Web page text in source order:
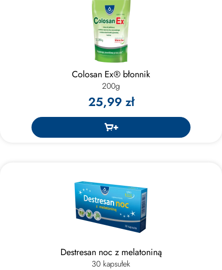
Colosan Ex® błonnik
200g
25,99 zł
Destresan noc z melatoniną
30 kapsułek